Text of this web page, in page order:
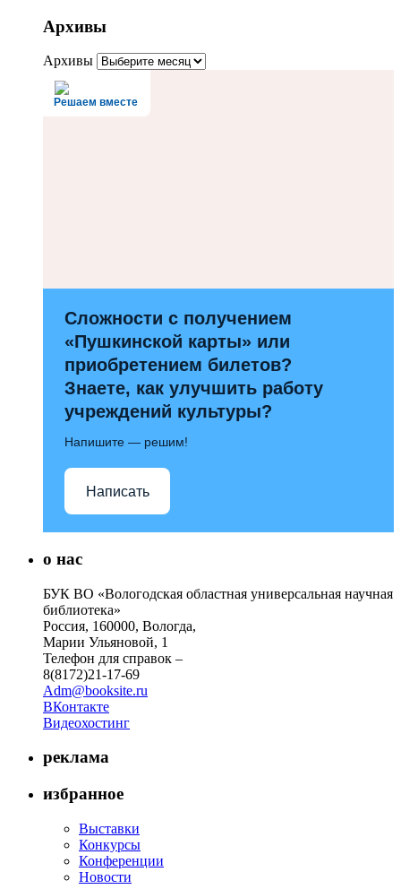
Архивы
Архивы
Решаем вместе
Сложности с получением
«Пушкинской карты» или
приобретением билетов?
Знаете, как улучшить работу
учреждений культуры?
Напишите — решим!
Написать
о нас
БУК ВО «Вологодская областная универсальная научная
библиотека»
Россия, 160000, Вологда,
Марии Ульяновой, 1
Телефон для справок –
8(8172)21-17-69
Adm@booksite.ru
ВКонтакте
Видеохостинг
реклама
избранное
Выставки
Конкурсы
Конференции
Новости